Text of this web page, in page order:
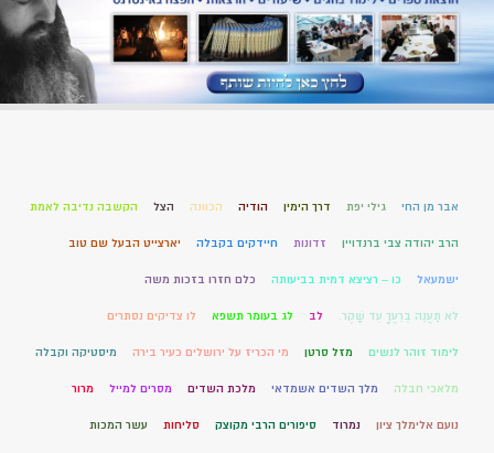
אבר מן החי גילי יפת דרך הימין הודיה הכוונה הצל הקשבה נדיבה לאמת
הרב יהודה צבי ברנדויין זדונות חיידקים בקבלה יארצייט הבעל שם טוב
ישמעאל כו – רציצא דמית בביעותה כלם חזרו בזכות משה
לֹא תַעֲנֶה בְרֵעֲךָ עֵד שָׁקֶר. לב לג בעומר תשפא לו צדיקים נסתרים
לימוד זוהר לנשים מזל סרטן מי הכריז על ירושלים כעיר בירה מיסטיקה וקבלה
מלאכי חבלה מלך השדים אשמדאי מלכת השדים מסרים למייל מרור
נועם אלימלך ציון נמרוד סיפורים הרבי מקוצק סליחות עשר המכות